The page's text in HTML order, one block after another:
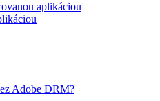
aplikáciou
Adobe DRM?